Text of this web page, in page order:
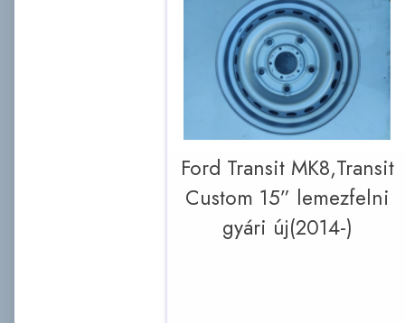
Ford Transit MK8,Transit
Custom 15” lemezfelni
gyári új(2014-)